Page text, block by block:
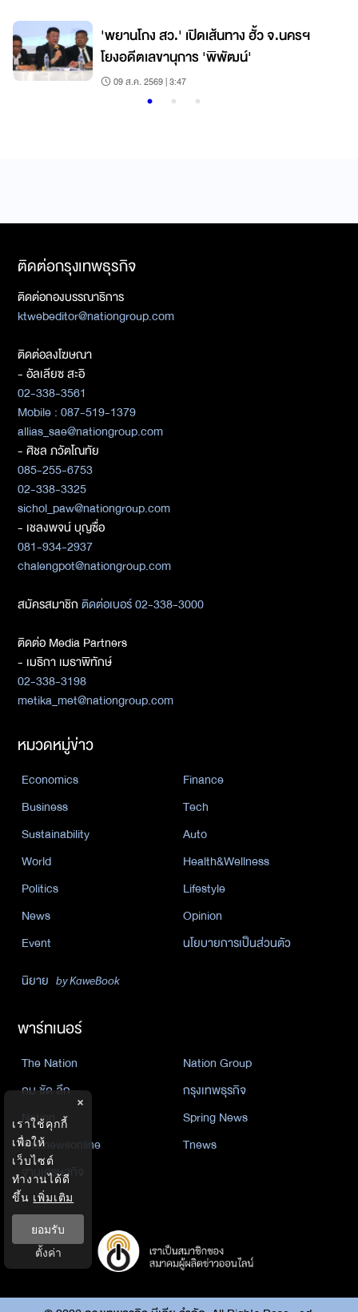
'พยานโกง สว.' เปิดเส้นทาง ฮั้ว จ.นครฯ
โยงอดีตเลขานุการ 'พิพัฒน์'
09 ส.ค. 2569 | 3:47
ติดต่อกรุงเทพธุรกิจ
ติดต่อกองบรรณาธิการ
ktwebeditor@nationgroup.com
ติดต่อลงโฆษณา
- อัลเลียซ สะอิ
02-338-3561
Mobile : 087-519-1379
allias_sae@nationgroup.com
- ศิชล ภวัตโณทัย
085-255-6753
02-338-3325
sichol_paw@nationgroup.com
- เชลงพจน์ บุญซื่อ
081-934-2937
chalengpot@nationgroup.com
สมัครสมาชิกติดต่อเบอร์ 02-338-3000
ติดต่อ Media Partners
- เมธิกา เมธาพิทักษ์
02-338-3198
metika_met@nationgroup.com
หมวดหมู่ข่าว
Economics
Finance
Business
Tech
Sustainability
Auto
World
Health&Wellness
Politics
Lifestyle
News
Opinion
Event
นโยบายการเป็นส่วนตัว
นิยาย by KaweBook
พาร์ทเนอร์
The Nation
Nation Group
คม ชัด ลึก
กรุงเทพธุรกิจ
Nation
Spring News
Thainewsonline
Tnews
ฐานเศรษฐกิจ
×
เราใช้คุกกี้
เพื่อให้
เว็บไซต์
ทำงานได้ดี
ขึ้น เพิ่มเติม
ยอมรับ
ตั้งค่า